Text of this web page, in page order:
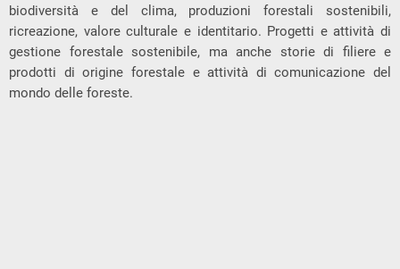
biodiversità e del clima, produzioni forestali sostenibili,
ricreazione, valore culturale e identitario. Progetti e attività di
gestione forestale sostenibile, ma anche storie di filiere e
prodotti di origine forestale e attività di comunicazione del
mondo delle foreste.